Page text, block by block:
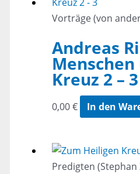
Vorträge (von
Andreas
Kreuz 2 – 3
0,00€ In den
Predigten (Stephan